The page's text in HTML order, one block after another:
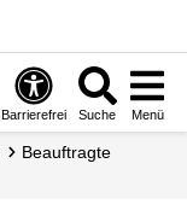
Barrierefrei Suche Menü
Beauftragte